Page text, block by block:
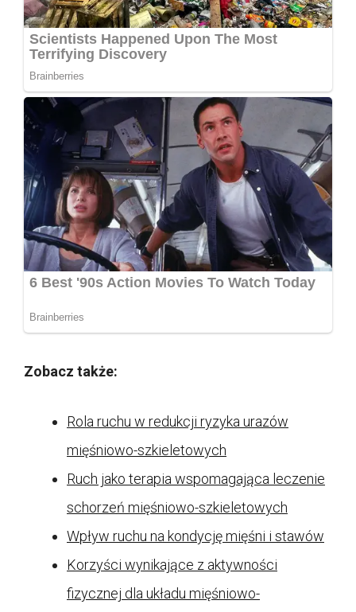
Zobacz także:
Rola ruchu w redukcji ryzyka urazów
mięśniowo-szkieletowych
Ruch jako terapia wspomagająca leczenie
schorzeń mięśniowo-szkieletowych
Wpływ ruchu na kondycję mięśni i stawów
Korzyści wynikające z aktywności
fizycznej dla układu mięśniowo-